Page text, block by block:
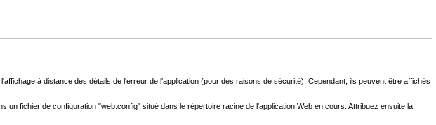
à distance des détails de l'erreur de l'application (pour des raisons de sécurité). Cependant, ils peuvent être affichés
fichier de configuration "web.config" situé dans le répertoire racine de l'application Web en cours. Attribuez ensuite la